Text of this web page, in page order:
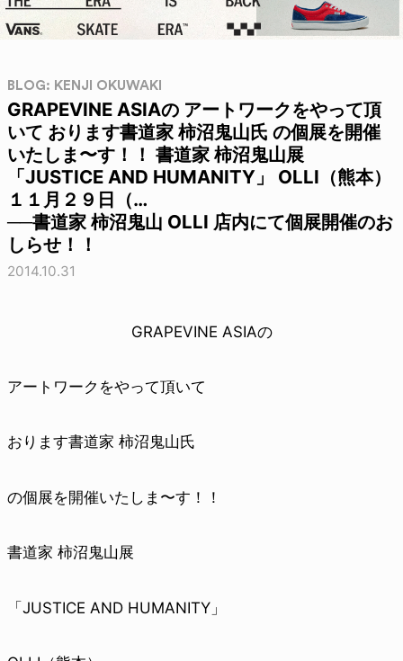
BLOG: KENJI OKUWAKI
GRAPEVINE ASIAの アートワークをやって頂
いて おります書道家 柿沼鬼山氏 の個展を開催
いたしま〜す！！ 書道家 柿沼鬼山展
「JUSTICE AND HUMANITY」 OLLI（熊本）
１１月２９日（…
──書道家 柿沼鬼山 OLLI 店内にて個展開催のお
しらせ！！
2014.10.31
GRAPEVINE ASIAの
アートワークをやって頂いて
おります書道家 柿沼鬼山氏
の個展を開催いたしま〜す！！
書道家 柿沼鬼山展
「JUSTICE AND HUMANITY」